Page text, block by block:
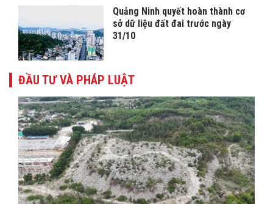
Quảng Ninh quyết hoàn thành cơ
sở dữ liệu đất đai trước ngày
31/10
ĐẦU TƯ VÀ PHÁP LUẬT